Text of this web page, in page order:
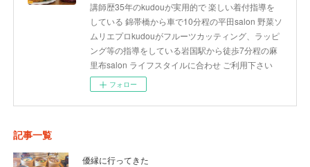
講師歴35年のkudouが実用的で 楽しい着付指導を
している 錦帯橋から車で10分程の平田salon 野菜ソ
ムリエプロkudouがフルーツカッティング、ラッピ
ング等の指導をしている岩国駅から徒歩7分程の麻
里布salon ライフスタイルに合わせ ご利用下さい
フォロー
記事一覧
優縁に行ってきた